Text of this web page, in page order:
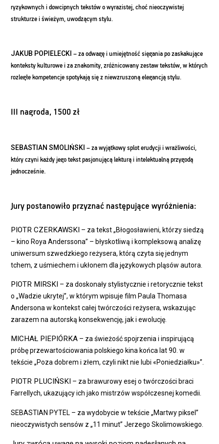
ryzykownych i dowcipnych tekstów o wyrazistej, choć nieoczywistej
strukturze i świeżym, uwodzącym stylu.
JAKUB POPIELECKI– za odwagę i umiejętność sięgania po zaskakujące
konteksty kulturowe i za znakomity, zróżnicowany zestaw tekstów, w których
rozległe kompetencje spotykają się z niewzruszoną elegancją stylu.
III nagroda, 1500 zł
SEBASTIAN SMOLIŃSKI – za wyjątkowy splot erudycji i wrażliwości,
który czyni każdy jego tekst pasjonującą lekturą i intelektualną przygodą
jednocześnie.
Jury postanowiło przyznać następujące wyróżnienia:
PIOTR CZERKAWSKI – za tekst „Błogosławieni, którzy siedzą
– kino Roya Anderssona” – błyskotliwą i kompleksową analizę
uniwersum szwedzkiego reżysera, którą czyta się jednym
tchem, z uśmiechem i ukłonem dla językowych pląsów autora.
PIOTR MIRSKI – za doskonały stylistycznie i retorycznie tekst
o „Wadzie ukrytej”, w którym wpisuje film Paula Thomasa
Andersona w kontekst całej twórczości reżysera, wskazując
zarazem na autorską konsekwencję, jak i ewolucję.
MICHAŁ PIEPIÓRKA – za świeżość spojrzenia i inspirującą
próbę przewartościowania polskiego kina końca lat 90. w
tekście „Poza dobrem i złem, czyli nikt nie lubi «Poniedziałku»”.
PIOTR PLUCIŃSKI – za brawurowy esej o twórczości braci
Farrellych, ukazujący ich jako mistrzów współczesnej komedii.
SEBASTIAN PYTEL – za wydobycie w tekście „Martwy piksel”
nieoczywistych sensów z „11 minut” Jerzego Skolimowskiego.